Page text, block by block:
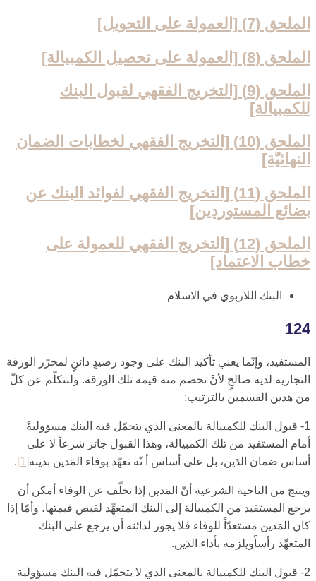
الملحق (7) [العمولة على التحويل‏]
الملحق (8) [العمولة على تحصيل الكمبيالة]
الملحق (9) [التخريج الفقهي لقبول البنك
للكمبيالة]
الملحق (10) [التخريج الفقهي لخطابات الضمان
النهائيّة]
الملحق (11) [التخريج الفقهي لفوائد البنك عن
بضائع المستوردين‏]
الملحق (12) [التخريج الفقهي للعمولة على
خطاب الاعتماد]
البنك اللاربوي في ‏الاسلام‏
124
المستفيد، وإنّما يعني تأكيد البنك على وجود رصيدٍ دائنٍ لمحرّر الورقة
التجارية لديه صالحٍ لأنْ تخصم منه قيمة تلك الورقة. ولنتكلّم عن كلّ
من هذين القسمين بالترتيب:
1- قبول البنك للكمبيالة بالمعنى الذي يتحمّل فيه البنك مسؤوليةً
أمام المستفيد من تلك الكمبيالة، وهذا القبول جائز شرعاً لا على
أساس ضمان الدَين، بل على أساس أ نّه تعهّد بوفاء المَدين بدينه‏[1]
.
وينتج من الناحية الشرعية أنّ المَدين إذا تخلّف عن الوفاء أمكن أن
يرجع المستفيد من الكمبيالة إلى البنك المتعهِّد لقبض قيمتها، وأمّا إذا
كان المَدين مستعدّاً للوفاء فلا يجوز لدائنه أن يرجع على البنك
المتعهِّد رأساًويلزمه بأداء الدَين.
2- قبول البنك للكمبيالة بالمعنى الذي لا يتحمّل فيه البنك مسؤولية